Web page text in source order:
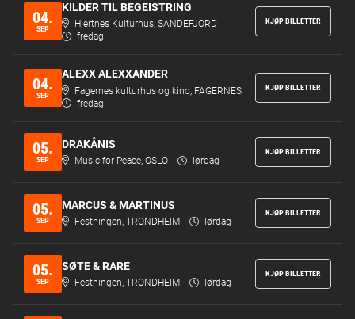
04.
SEP
KILDER TIL BEGEISTRING
Hjertnes Kulturhus, SANDEFJORD
fredag
KJØP BILLETTER
04.
SEP
ALEXX ALEXXANDER
Fagernes kulturhus og kino, FAGERNES
fredag
KJØP BILLETTER
05.
SEP
DRAKÅNIS
Music for Peace, OSLO lørdag
KJØP BILLETTER
05.
SEP
MARCUS & MARTINUS
Festningen, TRONDHEIM lørdag
KJØP BILLETTER
05.
SEP
SØTE & RARE
Festningen, TRONDHEIM lørdag
KJØP BILLETTER